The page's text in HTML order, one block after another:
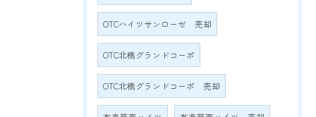
OTCハイツサンローゼ 売却
OTC北橋グランドコーポ
OTC北橋グランドコーポ 売却